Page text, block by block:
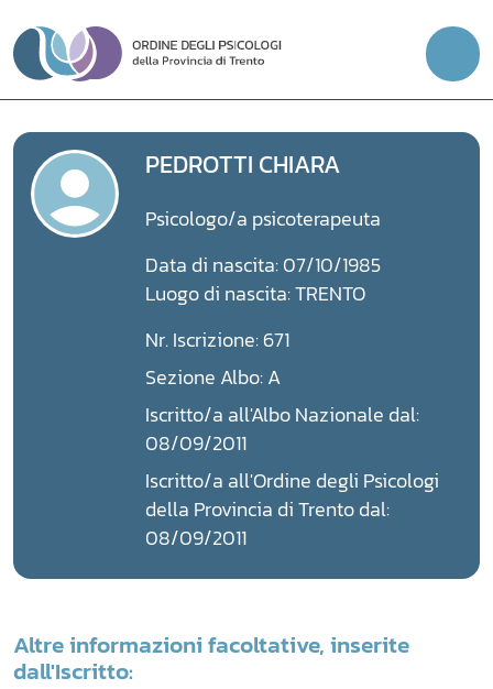
Vai
PEDROTTI CHIARA
Psicologo/a psicoterapeuta
Data di nascita: 07/10/1985
Luogo di nascita: TRENTO
Nr. Iscrizione: 671
Sezione Albo: A
Iscritto/a all'Albo Nazionale dal:
08/09/2011
Iscritto/a all'Ordine degli Psicologi
della Provincia di Trento dal:
08/09/2011
Altre informazioni facoltative, inserite
dall'Iscritto: